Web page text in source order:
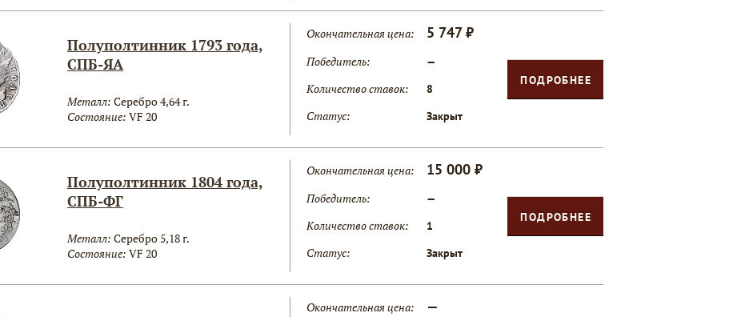
Полуполтинник 1793 года,
СПБ-ЯА
Металл: Серебро 4,64 г.
Состояние: VF 20
Окончательная цена: 5 747 ₽
Победитель: —
Количество ставок: 8
Статус: Закрыт
ПОДРОБНЕЕ
Полуполтинник 1804 года,
СПБ-ФГ
Металл: Серебро 5,18 г.
Состояние: VF 20
Окончательная цена: 15 000 ₽
Победитель: —
Количество ставок: 1
Статус: Закрыт
ПОДРОБНЕЕ
Окончательная цена: —